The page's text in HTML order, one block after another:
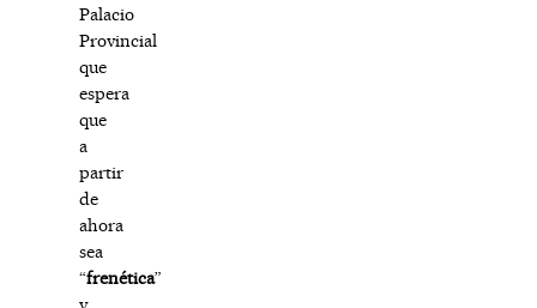
Palacio
Provincial
que
espera
que
a
partir
de
ahora
sea
“frenética”